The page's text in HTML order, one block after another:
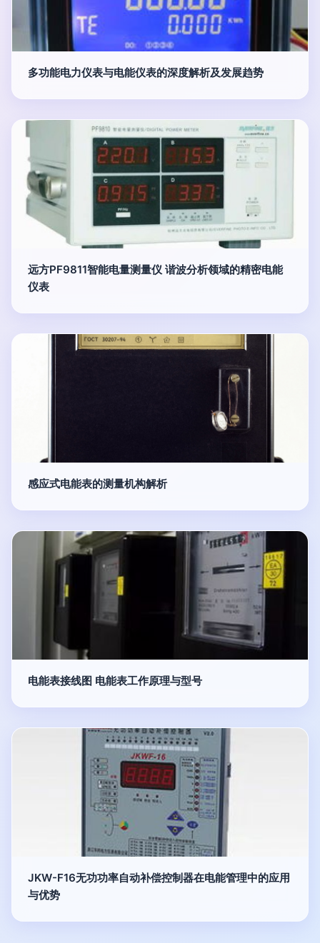
多功能电力仪表与电能仪表的深度解析及发展趋势
远方PF9811智能电量测量仪 谐波分析领域的精密电能
仪表
感应式电能表的测量机构解析
电能表接线图 电能表工作原理与型号
JKW-F16无功功率自动补偿控制器在电能管理中的应用
与优势